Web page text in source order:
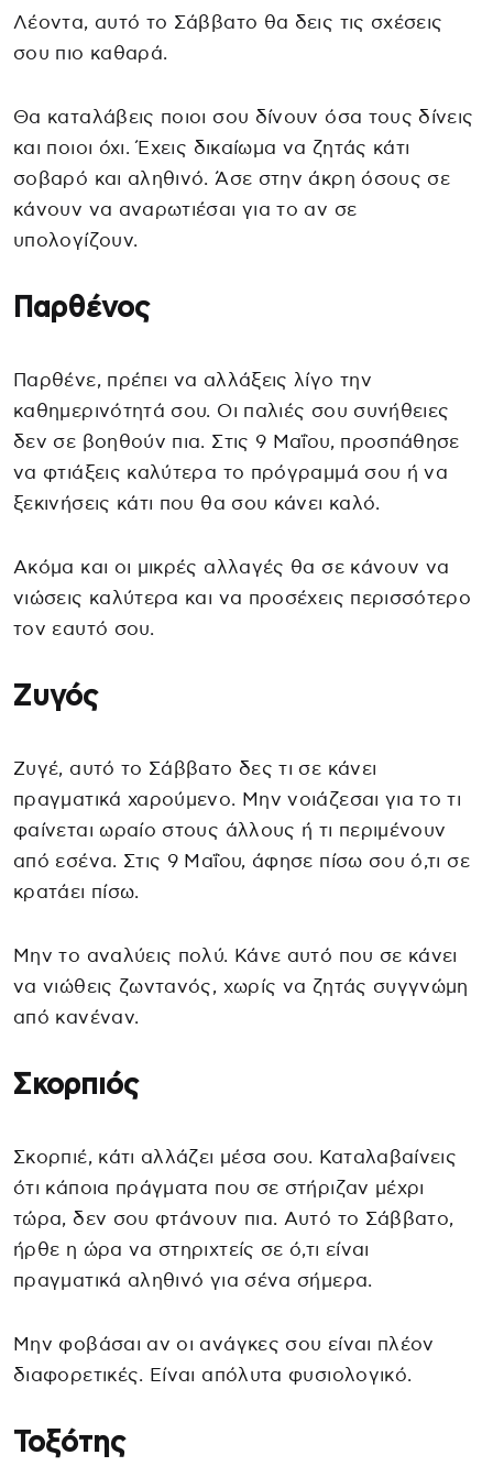
Λέοντα, αυτό το Σάββατο θα δεις τις σχέσεις
σου πιο καθαρά.
Θα καταλάβεις ποιοι σου δίνουν όσα τους δίνεις
και ποιοι όχι. Έχεις δικαίωμα να ζητάς κάτι
σοβαρό και αληθινό. Άσε στην άκρη όσους σε
κάνουν να αναρωτιέσαι για το αν σε
υπολογίζουν.
Παρθένος
Παρθένε, πρέπει να αλλάξεις λίγο την
καθημερινότητά σου. Οι παλιές σου συνήθειες
δεν σε βοηθούν πια. Στις 9 Μαΐου, προσπάθησε
να φτιάξεις καλύτερα το πρόγραμμά σου ή να
ξεκινήσεις κάτι που θα σου κάνει καλό.
Ακόμα και οι μικρές αλλαγές θα σε κάνουν να
νιώσεις καλύτερα και να προσέχεις περισσότερο
τον εαυτό σου.
Ζυγός
Ζυγέ, αυτό το Σάββατο δες τι σε κάνει
πραγματικά χαρούμενο. Μην νοιάζεσαι για το τι
φαίνεται ωραίο στους άλλους ή τι περιμένουν
από εσένα. Στις 9 Μαΐου, άφησε πίσω σου ό,τι σε
κρατάει πίσω.
Μην το αναλύεις πολύ. Κάνε αυτό που σε κάνει
να νιώθεις ζωντανός, χωρίς να ζητάς συγγνώμη
από κανέναν.
Σκορπιός
Σκορπιέ, κάτι αλλάζει μέσα σου. Καταλαβαίνεις
ότι κάποια πράγματα που σε στήριζαν μέχρι
τώρα, δεν σου φτάνουν πια. Αυτό το Σάββατο,
ήρθε η ώρα να στηριχτείς σε ό,τι είναι
πραγματικά αληθινό για σένα σήμερα.
Μην φοβάσαι αν οι ανάγκες σου είναι πλέον
διαφορετικές. Είναι απόλυτα φυσιολογικό.
Τοξότης